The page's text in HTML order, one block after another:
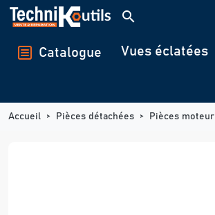
Panneau de gestion des cookies
search
Catalogue Vues éclatées
Accueil Pièces détachées Pièces moteur